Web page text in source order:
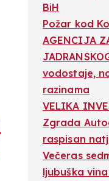
BiH
Požar kod
AGENCIJA
vodostaje,
razinama
VELIKA
Zgrada
raspisan
Večeras
ljubuška